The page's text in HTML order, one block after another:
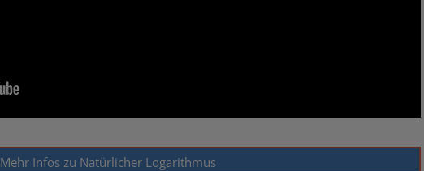
Mehr Infos zu Natürlicher Logarithmus